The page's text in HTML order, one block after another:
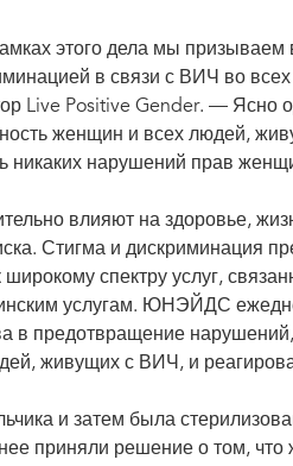
этого дела мы призываем
в связи с ВИЧ во
Live Positive Gender. — Ясно
женщин и всех людей,
никаких нарушений прав
влияют на здоровье,
Стигма и дискриминация
спектру услуг,
услугам. ЮНЭЙДС
в предотвращение
живущих с ВИЧ, и
и затем была
приняли решение о том,